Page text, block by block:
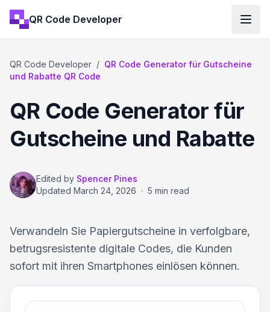
QR Code Developer
QR Code Developer / QR Code Generator für Gutscheine
und Rabatte QR Code
QR Code Generator für
Gutscheine und Rabatte
Edited by Spencer Pines
Updated March 24, 2026 · 5 min read
Verwandeln Sie Papiergutscheine in verfolgbare,
betrugsresistente digitale Codes, die Kunden
sofort mit ihren Smartphones einlösen können.